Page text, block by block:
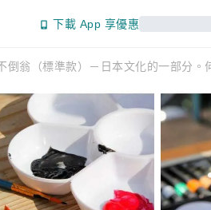
下載 App 享優惠